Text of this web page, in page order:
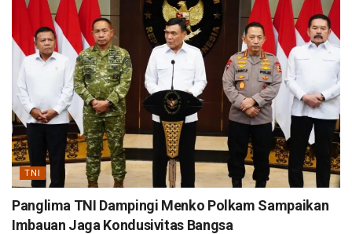
TNI
Panglima TNI Dampingi Menko Polkam Sampaikan
Imbauan Jaga Kondusivitas Bangsa